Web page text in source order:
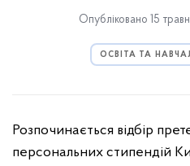
Опубліковано 15
ОСВІТА ТА
Розпочинається відбір
персональних стипендій